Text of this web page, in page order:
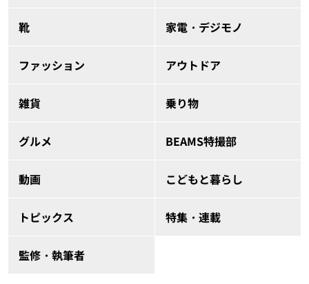
靴 家電・デジモノ
ファッション アウトドア
雑貨 乗り物
グルメ BEAMS特撮部
動画 こどもと暮らし
トピックス 特集・連載
監修・執筆者